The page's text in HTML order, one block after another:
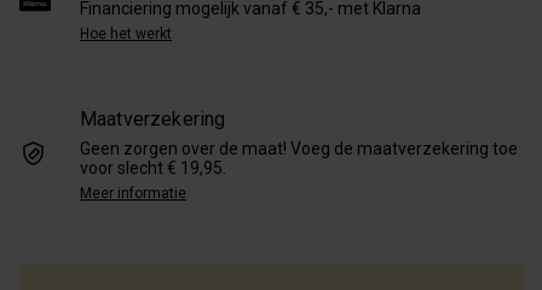
Financiering mogelijk vanaf € 35,- met Klarna
Hoe het werkt
Maatverzekering
Geen zorgen over de maat! Voeg de maatverzekering toe
voor slecht € 19,95.
Meer informatie